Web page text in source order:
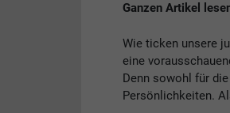
Ganzen Artikel
Wie ticken unsere
eine
Denn sowohl für
Persönlichkeiten.